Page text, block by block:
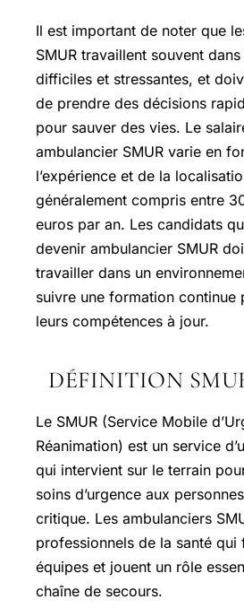
Il est important de noter que
SMUR travaillent souvent
difficiles et stressantes, et
de prendre des décisions
pour sauver des vies. Le
ambulancier SMUR varie en
l’expérience et de la
généralement compris entre
euros par an. Les candidats
devenir ambulancier SMUR
travailler dans un
suivre une formation continue
leurs compétences à jour.
DÉFINITION
Le SMUR (Service Mobile
Réanimation) est un service
qui intervient sur le terrain
soins d’urgence aux
critique. Les ambulanciers
professionnels de la santé
équipes et jouent un rôle
chaîne de secours.